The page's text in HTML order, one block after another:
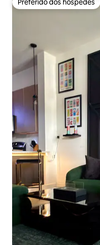
Preferido dos hóspedes
Preferido dos hóspedes